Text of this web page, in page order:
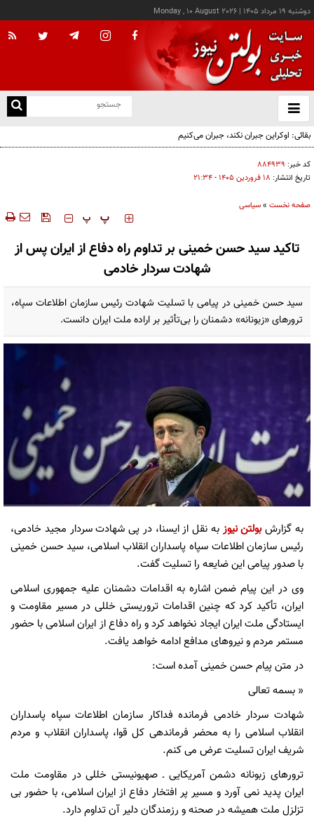
دوشنبه ۱۹ مرداد ۱۴۰۵ |
Monday , 10 August 2026
باز
و
بقائی: اوکراین جبران نکند، جبران می‌کنیم
کد خبر: ۸۸۴۹۳۹
تاریخ انتشار: ۱۸ فروردين ۱۴۰۵ - ۲۱:۳۴
صفحه نخست »سیاسی
‍‍‍ پ پ
تاکید سید حسن خمینی بر تداوم راه دفاع از ایران پس از
شهادت سردار خادمی
سید حسن خمینی در پیامی با تسلیت شهادت رئیس سازمان اطلاعات سپاه،
ترورهای «زبونانه» دشمنان را بی‌تأثیر بر اراده ملت ایران دانست.
به گزارشبولتن نیوز به نقل از ایسنا، در پی شهادت سردار مجید خادمی،
رئیس سازمان اطلاعات سپاه پاسداران انقلاب اسلامی، سید حسن خمینی
با صدور پیامی این ضایعه را تسلیت گفت.
وی در این پیام ضمن اشاره به اقدامات دشمنان علیه جمهوری اسلامی
ایران، تأکید کرد که چنین اقدامات تروریستی خللی در مسیر مقاومت و
ایستادگی ملت ایران ایجاد نخواهد کرد و راه دفاع از ایران اسلامی با حضور
مستمر مردم و نیروهای مدافع ادامه خواهد یافت.
در متن پیام حسن خمینی آمده است:
« بسمه تعالی
شهادت سردار خادمی فرمانده فداکار سازمان اطلاعات سپاه پاسداران
انقلاب اسلامی را به محضر فرماندهی کل قوا، پاسداران انقلاب و مردم
شریف ایران تسلیت عرض می کنم.
ترورهای زبونانه دشمن آمریکایی ـ صهیونیستی خللی در مقاومت ملت
ایران پدید نمی آورد و مسیر پر افتخار دفاع از ایران اسلامی، با حضور بی
تزلزل ملت همیشه در صحنه و رزمندگان دلیر آن تداوم دارد.